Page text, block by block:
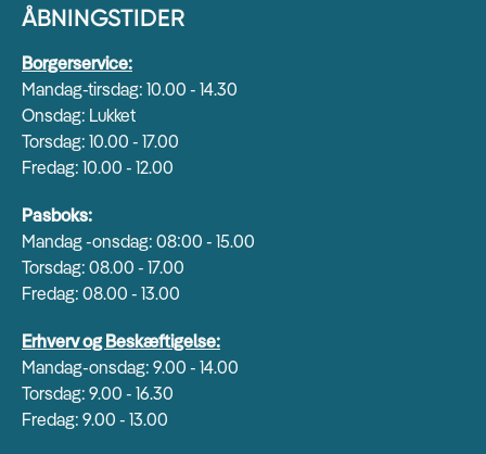
ÅBNINGSTIDER
Borgerservice:
Mandag-tirsdag: 10.00 - 14.30
Onsdag: Lukket
Torsdag: 10.00 - 17.00
Fredag: 10.00 - 12.00
Pasboks:
Mandag -onsdag: 08:00 - 15.00
Torsdag: 08.00 - 17.00
Fredag: 08.00 - 13.00
Erhverv og Beskæftigelse:
Mandag-onsdag: 9.00 - 14.00
Torsdag: 9.00 - 16.30
Fredag: 9.00 - 13.00